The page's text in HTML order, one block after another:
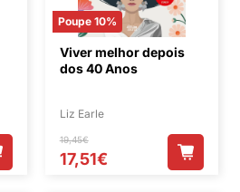
Poupe 10%
Viver melhor depois
dos 40 Anos
Liz Earle
19,45€
17,51€